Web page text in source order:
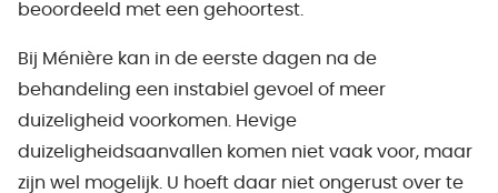
beoordeeld met een gehoortest.
Bij Ménière kan in de eerste dagen na de
behandeling een instabiel gevoel of meer
duizeligheid voorkomen. Hevige
duizeligheidsaanvallen komen niet vaak voor, maar
zijn wel mogelijk. U hoeft daar niet ongerust over te